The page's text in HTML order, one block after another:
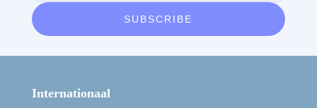
SUBSCRIBE
Internationaal